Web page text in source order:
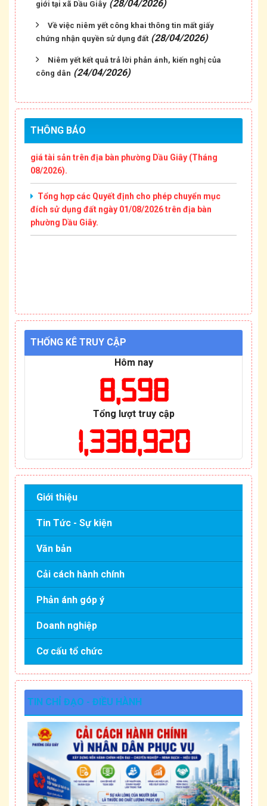
giới tại xã Dầu Giây (28/04/2026)
Về việc niêm yết công khai thông tin mất giấy
chứng nhận quyền sử dụng đất (28/04/2026)
Niêm yết kết quả trả lời phản ánh, kiến nghị của
công dân (24/04/2026)
THÔNG BÁO
chứng nhận quyền sử dụng đất của ông Đỗ Thành
Kính và bà Trần Thị Yến
giá tài sản trên địa bàn phường Dầu Giây (Tháng
08/2026).
Tổng hợp các Quyết định cho phép chuyển mục
đích sử dụng đất ngày 01/08/2026 trên địa bàn
phường Dầu Giây.
THỐNG KÊ TRUY CẬP
Hôm nay
8,598
Tổng lượt truy cập
1,338,920
Giới thiệu
Tin Tức - Sự kiện
Văn bản
Cải cách hành chính
Phản ánh góp ý
Doanh nghiệp
Cơ cấu tổ chức
TIN CHỈ ĐẠO - ĐIỀU HÀNH